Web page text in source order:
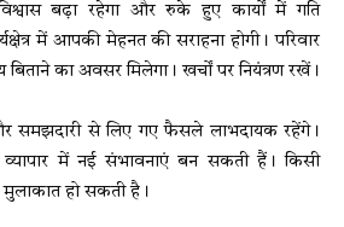
बढ़ा रहेगा और रुके हुए कार्यों में गति
में आपकी मेहनत की सराहना होगी। परिवार
का अवसर मिलेगा। खर्चों पर नियंत्रण रखें।
समझदारी से लिए गए फैसले लाभदायक रहेंगे।
में नई संभावनाएं बन सकती हैं। किसी
मुलाकात हो सकती है।